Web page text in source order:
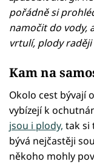
pořádně si
namočit do vody,
vrtulí, plody
Kam na
Okolo cest bývají
vybízejí k
jsou i plody, tak si
bývá nejčastěji
někoho mohly